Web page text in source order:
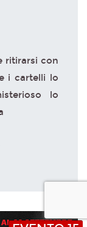
ritirarsi con
i cartelli lo
lo